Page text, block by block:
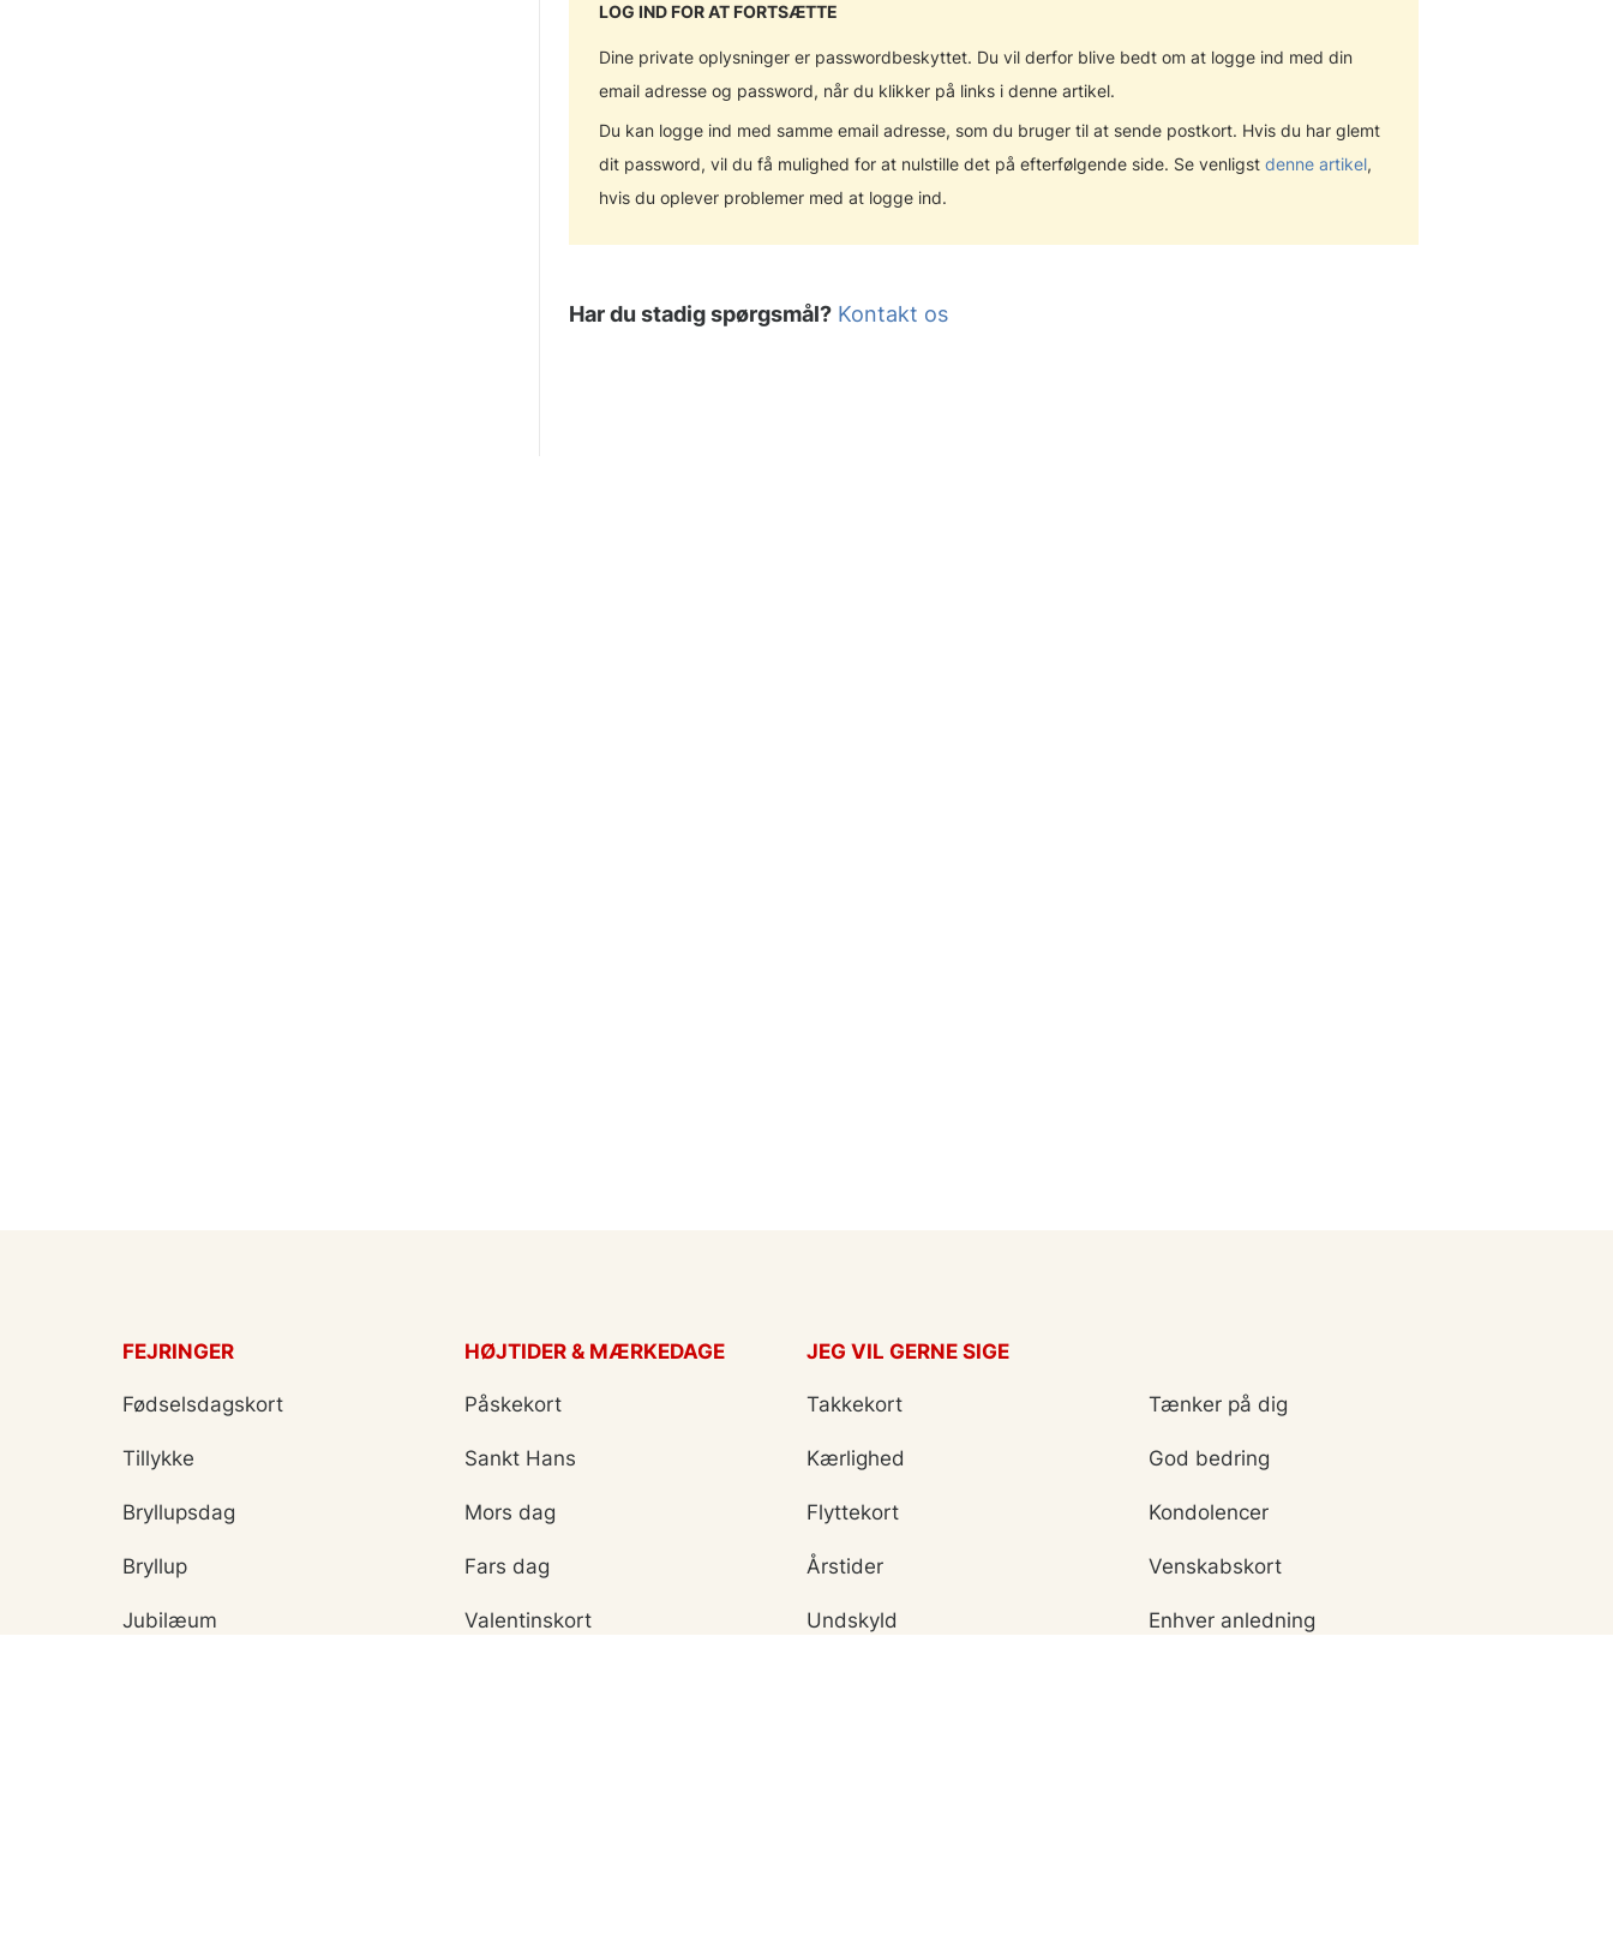
LOG IND FOR AT FORTSÆTTE
Dine private oplysninger er passwordbeskyttet. Du vil derfor blive bedt om at logge ind med din
email adresse og password, når du klikker på links i denne artikel.
Du kan logge ind med samme email adresse, som du bruger til at sende postkort. Hvis du har glemt
dit password, vil du få mulighed for at nulstille det på efterfølgende side. Se venligst denne artikel,
hvis du oplever problemer med at logge ind.
Har du stadig spørgsmål? Kontakt os
FEJRINGER
Fødselsdagskort
Tillykke
Bryllupsdag
Bryllup
Jubilæum
HØJTIDER & MÆRKEDAGE
Påskekort
Sankt Hans
Mors dag
Fars dag
Valentinskort
JEG VIL GERNE SIGE
Takkekort Tænker på dig
Kærlighed God bedring
Flyttekort Kondolencer
Årstider Venskabskort
Undskyld Enhver anledning